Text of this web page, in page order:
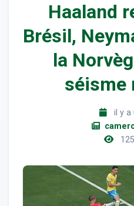
Haaland
Brésil,
la
séisme
il y a